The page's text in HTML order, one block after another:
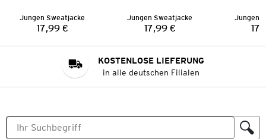
Jungen Sweatjacke
Preis:
17,99 €
Jungen Sweatjacke
Preis:
17,99 €
Jungen
KOSTENLOSE LIEFERUNG
in alle deutschen Filialen